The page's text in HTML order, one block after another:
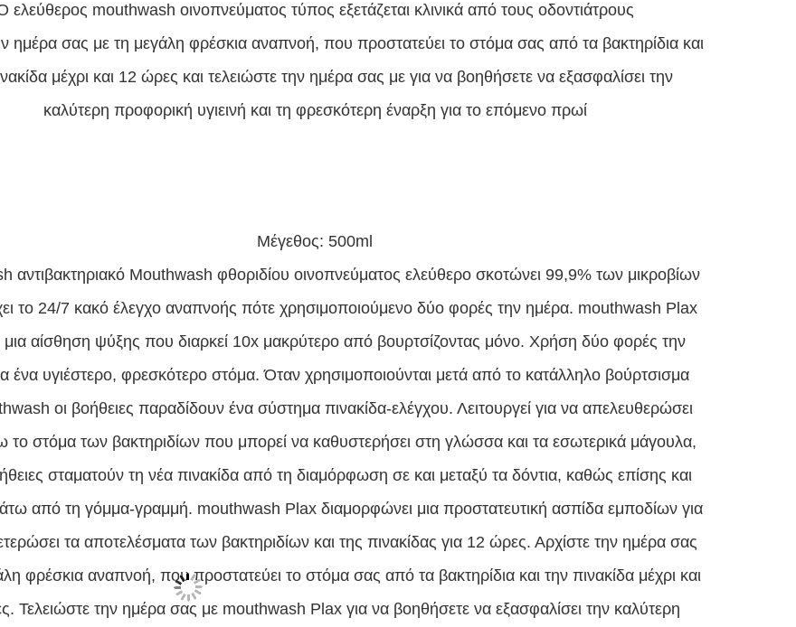
ελεύθερος mouthwash οινοπνεύματος τύπος εξετάζεται κλινικά από τους οδοντιάτρους
ημέρα σας με τη μεγάλη φρέσκια αναπνοή, που προστατεύει το στόμα σας από τα βακτηρίδια και
μέχρι και 12 ώρες και τελειώστε την ημέρα σας με για να βοηθήσετε να εξασφαλίσει την
καλύτερη προφορική υγιεινή και τη φρεσκότερη έναρξη για το επόμενο πρωί
Μέγεθος: 500ml
αντιβακτηριακό Mouthwash φθοριδίου οινοπνεύματος ελεύθερο σκοτώνει 99,9% των μικροβίων
το 24/7 κακό έλεγχο αναπνοής πότε χρησιμοποιούμενο δύο φορές την ημέρα. mouthwash Plax
μια αίσθηση ψύξης που διαρκεί 10x μακρύτερο από βουρτσίζοντας μόνο. Χρήση δύο φορές την
ένα υγιέστερο, φρεσκότερο στόμα. Όταν χρησιμοποιούνται μετά από το κατάλληλο βούρτσισμα
οι βοήθειες παραδίδουν ένα σύστημα πινακίδα-ελέγχου. Λειτουργεί για να απελευθερώσει
το στόμα των βακτηριδίων που μπορεί να καθυστερήσει στη γλώσσα και τα εσωτερικά μάγουλα,
σταματούν τη νέα πινακίδα από τη διαμόρφωση σε και μεταξύ τα δόντια, καθώς επίσης και
από τη γόμμα-γραμμή. mouthwash Plax διαμορφώνει μια προστατευτική ασπίδα εμποδίων για
τα αποτελέσματα των βακτηριδίων και της πινακίδας για 12 ώρες. Αρχίστε την ημέρα σας
φρέσκια αναπνοή, που προστατεύει το στόμα σας από τα βακτηρίδια και την πινακίδα μέχρι και
Τελειώστε την ημέρα σας με mouthwash Plax για να βοηθήσετε να εξασφαλίσει την καλύτερη